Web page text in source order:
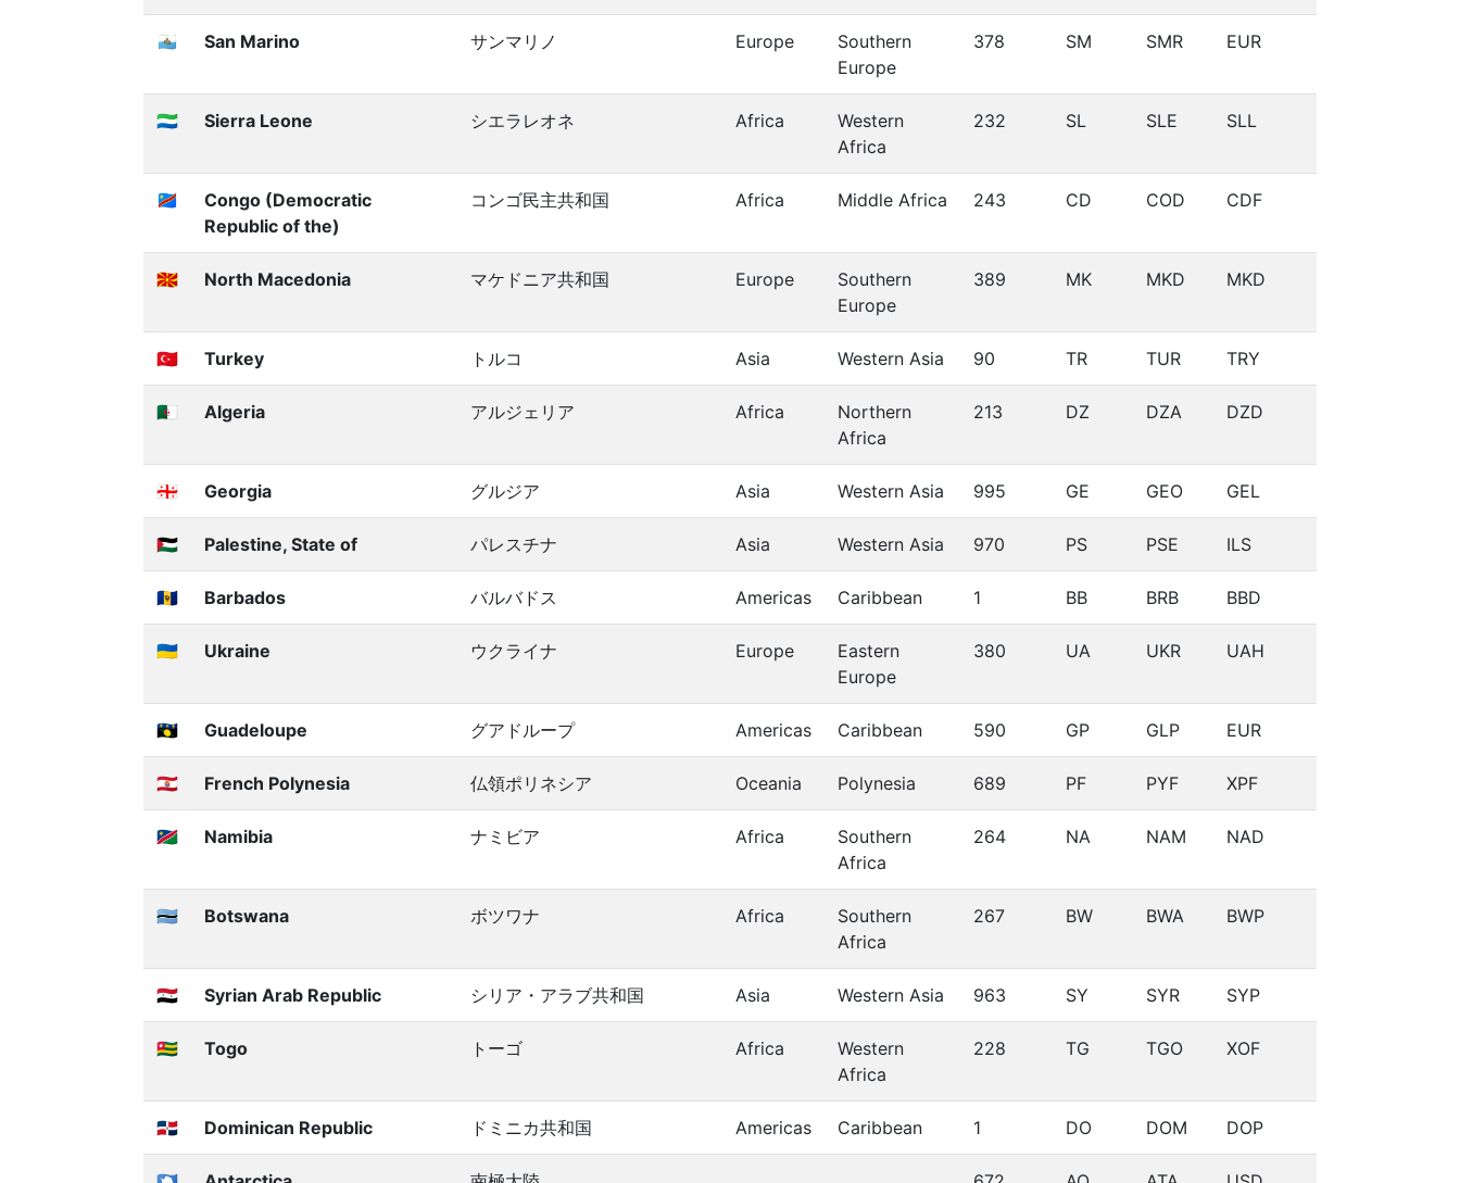
🇸🇲 San Marino サンマリノ Europe
Southern
Europe
378 SM SMR EUR
🇸🇱 Sierra Leone シエラレオネ Africa
Western
Africa
232 SL SLE SLL
🇨🇩
Congo (Democratic
Republic of the)
コンゴ民主共和国 Africa Middle Africa 243 CD COD CDF
🇲🇰 North Macedonia マケドニア共和国 Europe
Southern
Europe
389 MK MKD MKD
🇹🇷 Turkey トルコ Asia Western Asia 90 TR TUR TRY
🇩🇿 Algeria アルジェリア Africa
Northern
Africa
213 DZ DZA DZD
🇬🇪 Georgia グルジア Asia Western Asia 995 GE GEO GEL
🇵🇸 Palestine, State of パレスチナ Asia Western Asia 970 PS PSE ILS
🇧🇧 Barbados バルバドス Americas Caribbean 1 BB BRB BBD
🇺🇦 Ukraine ウクライナ Europe
Eastern
Europe
380 UA UKR UAH
🇬🇵 Guadeloupe グアドループ Americas Caribbean 590 GP GLP EUR
🇵🇫 French Polynesia 仏領ポリネシア Oceania Polynesia 689 PF PYF XPF
🇳🇦 Namibia ナミビア Africa
Southern
Africa
264 NA NAM NAD
🇧🇼 Botswana ボツワナ Africa
Southern
Africa
267 BW BWA BWP
🇸🇾 Syrian Arab Republic シリア・アラブ共和国 Asia Western Asia 963 SY SYR SYP
🇹🇬 Togo トーゴ Africa
Western
Africa
228 TG TGO XOF
🇩🇴 Dominican Republic ドミニカ共和国 Americas Caribbean 1 DO DOM DOP